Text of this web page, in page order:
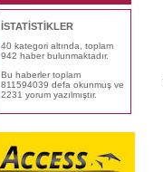
İSTATİSTİKLER
40 kategori altında, toplam
942 haber bulunmaktadır.
Bu haberler toplam
811594039 defa okunmuş ve
2231 yorum yazılmıştır.